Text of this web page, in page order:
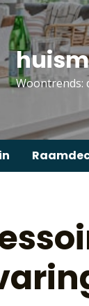
Woontrends: